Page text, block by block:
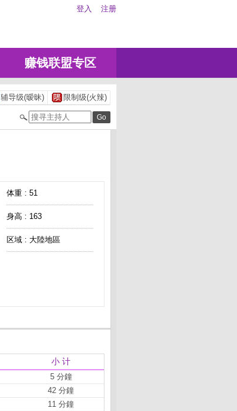
登入 注册
赚钱联盟专区
辅导级(暧昧) 限制级(火辣)
体重 : 51
身高 : 163
区域 : 大陸地區
小 计
5 分鐘
42 分鐘
11 分鐘